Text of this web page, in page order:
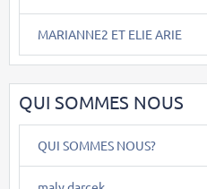
MARIANNE2 ET ELIE ARIE
QUI SOMMES NOUS
QUI SOMMES NOUS?